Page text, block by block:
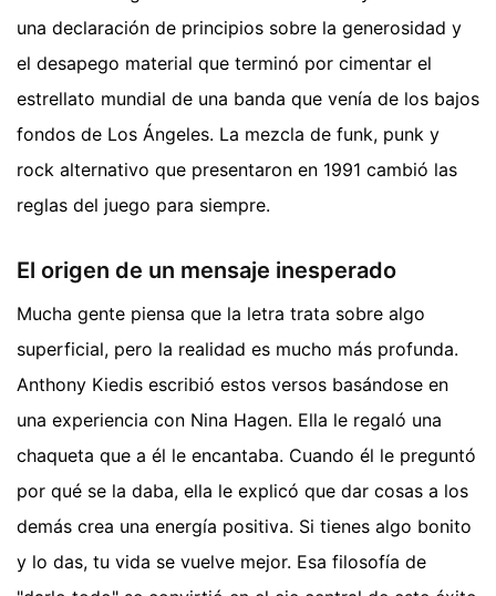
una declaración de principios sobre la generosidad y
el desapego material que terminó por cimentar el
estrellato mundial de una banda que venía de los bajos
fondos de Los Ángeles. La mezcla de funk, punk y
rock alternativo que presentaron en 1991 cambió las
reglas del juego para siempre.
El origen de un mensaje inesperado
Mucha gente piensa que la letra trata sobre algo
superficial, pero la realidad es mucho más profunda.
Anthony Kiedis escribió estos versos basándose en
una experiencia con Nina Hagen. Ella le regaló una
chaqueta que a él le encantaba. Cuando él le preguntó
por qué se la daba, ella le explicó que dar cosas a los
demás crea una energía positiva. Si tienes algo bonito
y lo das, tu vida se vuelve mejor. Esa filosofía de